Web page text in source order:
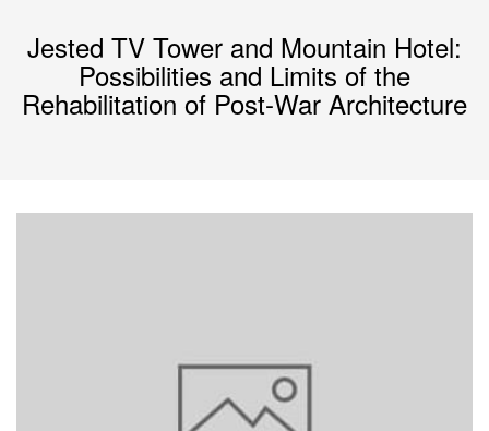
Jested TV Tower and Mountain Hotel:
Possibilities and Limits of the
Rehabilitation of Post-War Architecture